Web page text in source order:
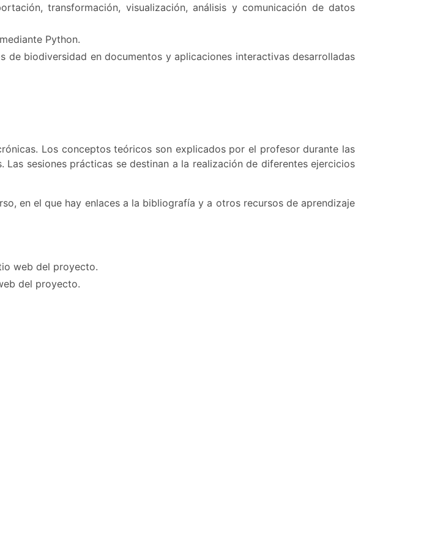
transformación, visualización, análisis y comunicación de datos
Python.
de biodiversidad en documentos y aplicaciones interactivas desarrolladas
Los conceptos teóricos son explicados por el profesor durante las
sesiones prácticas se destinan a la realización de diferentes ejercicios
en el que hay enlaces a la bibliografía y a otros recursos de aprendizaje
web del proyecto.
del proyecto.